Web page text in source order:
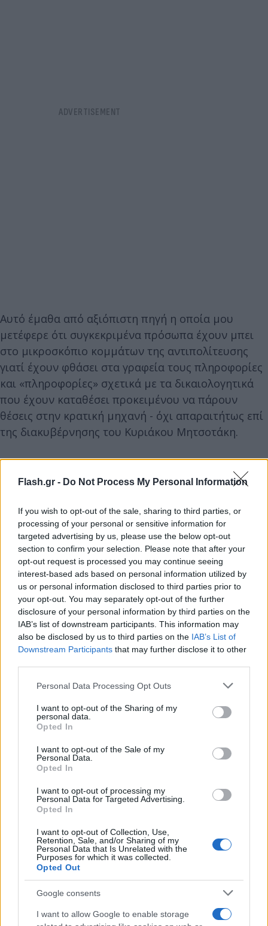
Flash.gr - Do Not Process My Personal Information
If you wish to opt-out of the sale, sharing to third parties, or
processing of your personal or sensitive information for
targeted advertising by us, please use the below opt-out
section to confirm your selection. Please note that after your
opt-out request is processed you may continue seeing
interest-based ads based on personal information utilized by
us or personal information disclosed to third parties prior to
your opt-out. You may separately opt-out of the further
disclosure of your personal information by third parties on the
IAB’s list of downstream participants. This information may
also be disclosed by us to third parties on the IAB’s List of
Downstream Participants that may further disclose it to other
Please note that this website/app uses one or more Google
not limited to your visit or usage behaviour. You may click to
grant or deny consent to Google and its third-party tags to
use your data for below specified purposes in below Google
consent section.
Personal Data Processing Opt Outs
I want to opt-out of the Sharing of my
personal data.
Opted In
I want to opt-out of the Sale of my
Personal Data.
Opted In
I want to opt-out of processing my
Personal Data for Targeted Advertising.
Opted In
I want to opt-out of Collection, Use,
Retention, Sale, and/or Sharing of my
Personal Data that Is Unrelated with the
Purposes for which it was collected.
Opted Out
Google consents
I want to allow Google to enable storage
Αυτό έμαθα από αξιόπιστη πηγή η οποία μου
μετέφερε ότι συγκεκριμένα πρόσωπα έχουν μπει
στο μικροσκόπιο κομμάτων της αντιπολίτευσης
γιατί έχουν φθάσει στα γραφεία τους πληροφορίες
και «πληροφορίες» σχετικά με τα δικαιολογητικά
που έχουν καταθέσει προκειμένου να πάρουν
θέσεις στην κρατική μηχανή - όχι απαραιτήτως επί
της διακυβέρνησης του Κυριάκου Μητσοτάκη.
δα και τόσο μακριά.
Οπότε, φαντάζομαι, πως έτσι ή αλλιώς θα έχει
μεγάλο ενδιαφέρον το παρασκήνιο στις εκλογικές